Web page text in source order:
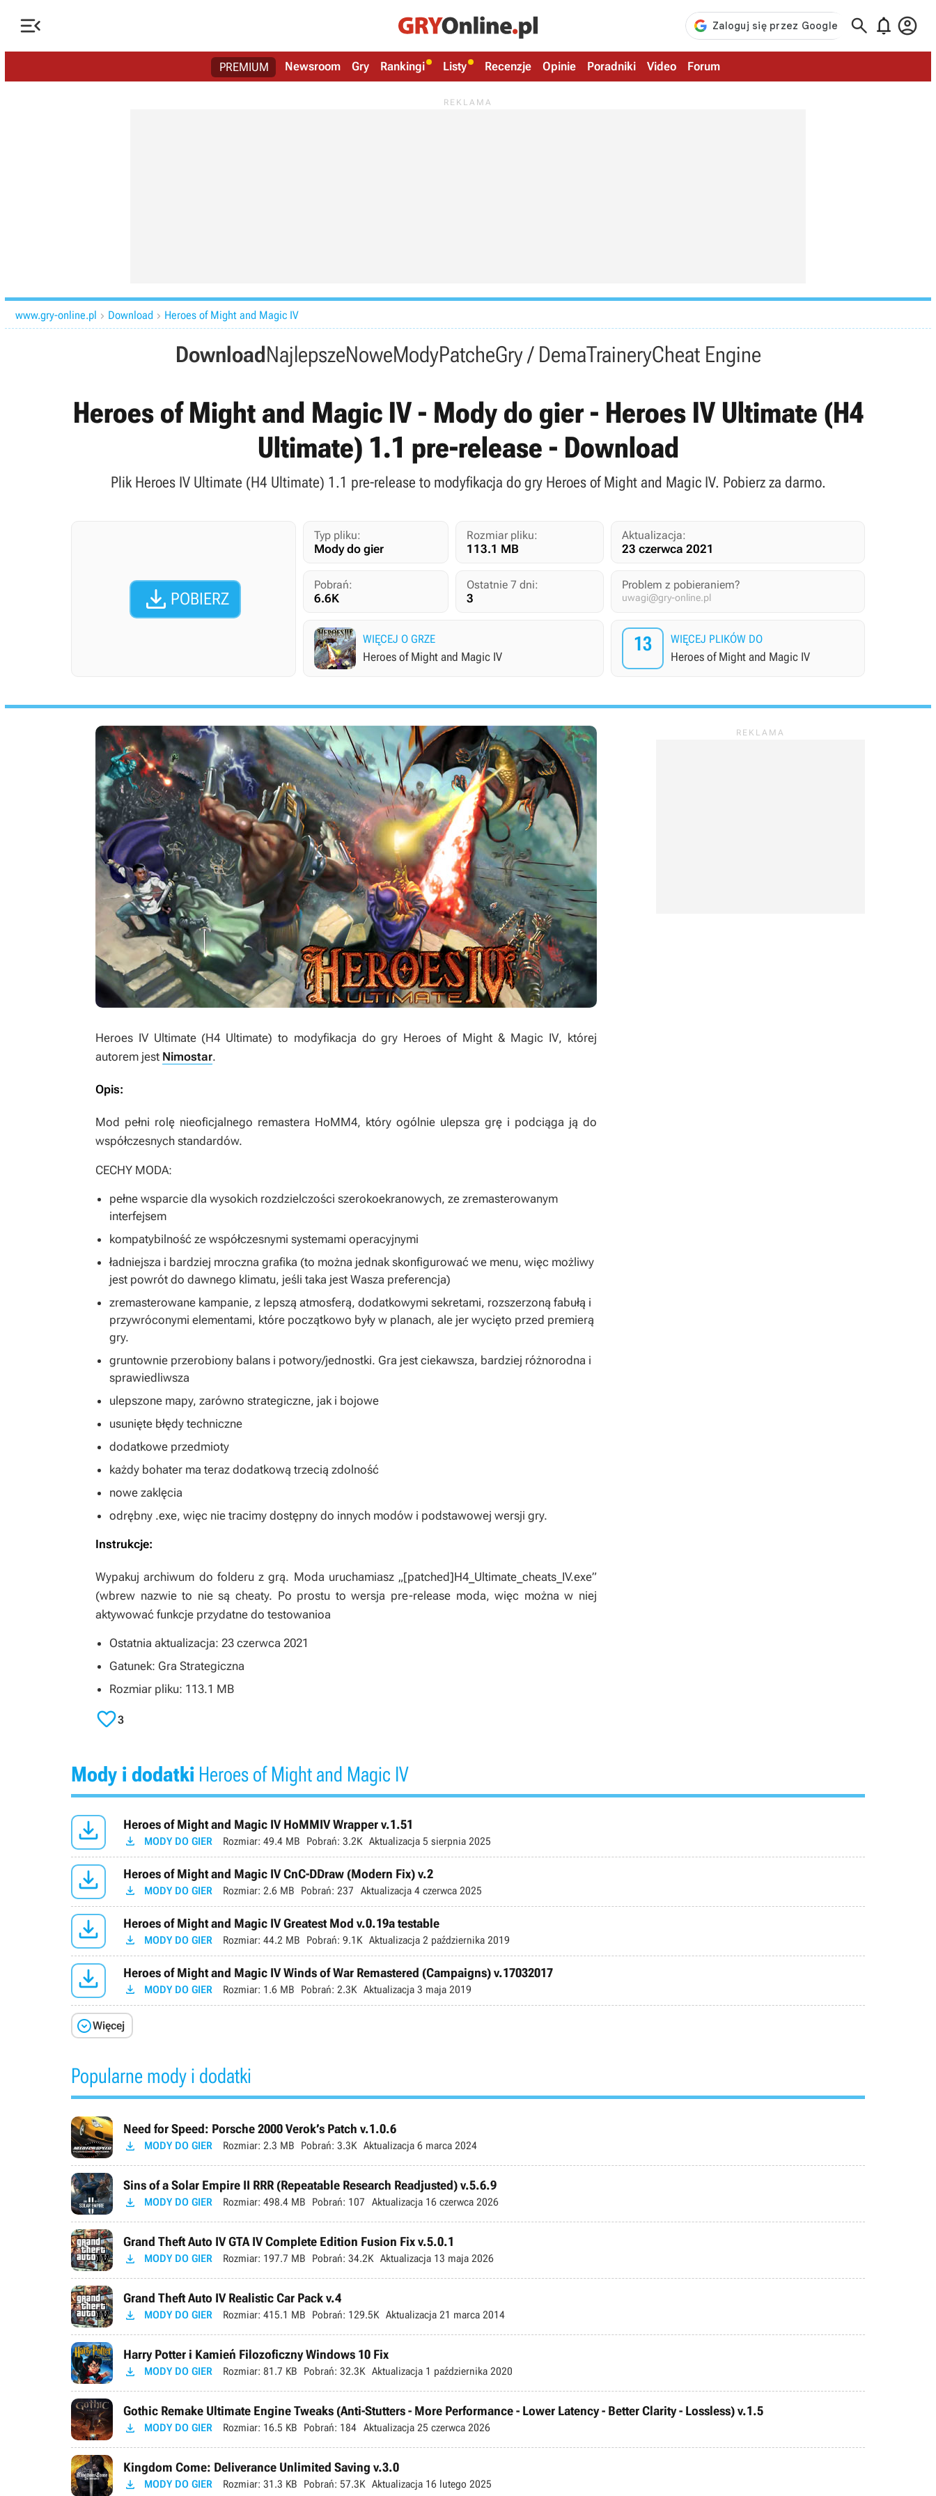
   
PREMIUM Newsroom Gry Rankingi Listy Recenzje Opinie Poradniki Video Forum
www.gry-online.pl  Download  Heroes of Might and Magic IV
DownloadNajlepszeNoweModyPatcheGry / DemaTraineryCheat Engine
Heroes of Might and Magic IV - Mody do gier - Heroes IV Ultimate (H4
Ultimate) 1.1 pre-release - Download
Plik Heroes IV Ultimate (H4 Ultimate) 1.1 pre-release to modyfikacja do gry Heroes of Might and Magic IV. Pobierz za darmo.
 POBIERZ
Typ pliku:
Mody do gier
Rozmiar pliku:
113.1 MB
Aktualizacja:
23 czerwca 2021
Pobrań:
6.6K
Ostatnie 7 dni:
3
Problem z pobieraniem?
uwagi@gry-online.pl
WIĘCEJ O GRZE
Heroes of Might and Magic IV
13 WIĘCEJ PLIKÓW DO
Heroes of Might and Magic IV
Heroes IV Ultimate (H4 Ultimate) to modyfikacja do gry Heroes of Might & Magic IV, której
autorem jest Nimostar.
Opis:
Mod pełni rolę nieoficjalnego remastera HoMM4, który ogólnie ulepsza grę i podciąga ją do
współczesnych standardów.
CECHY MODA:
pełne wsparcie dla wysokich rozdzielczości szerokoekranowych, ze zremasterowanym
interfejsem
kompatybilność ze współczesnymi systemami operacyjnymi
ładniejsza i bardziej mroczna grafika (to można jednak skonfigurować we menu, więc możliwy
jest powrót do dawnego klimatu, jeśli taka jest Wasza preferencja)
zremasterowane kampanie, z lepszą atmosferą, dodatkowymi sekretami, rozszerzoną fabułą i
przywróconymi elementami, które początkowo były w planach, ale jer wycięto przed premierą
gry.
gruntownie przerobiony balans i potwory/jednostki. Gra jest ciekawsza, bardziej różnorodna i
sprawiedliwsza
ulepszone mapy, zarówno strategiczne, jak i bojowe
usunięte błędy techniczne
dodatkowe przedmioty
każdy bohater ma teraz dodatkową trzecią zdolność
nowe zaklęcia
odrębny .exe, więc nie tracimy dostępny do innych modów i podstawowej wersji gry.
Instrukcje:
Wypakuj archiwum do folderu z grą. Moda uruchamiasz „[patched]H4_Ultimate_cheats_IV.exe”
(wbrew nazwie to nie są cheaty. Po prostu to wersja pre-release moda, więc można w niej
aktywować funkcje przydatne do testowanioa
Ostatnia aktualizacja: 23 czerwca 2021
Gatunek: Gra Strategiczna
Rozmiar pliku: 113.1 MB
3
Mody i dodatki Heroes of Might and Magic IV
 Heroes of Might and Magic IV HoMMIV Wrapper v.1.51
 MODY DO GIER Rozmiar: 49.4 MB Pobrań: 3.2K Aktualizacja 5 sierpnia 2025
 Heroes of Might and Magic IV CnC-DDraw (Modern Fix) v.2
 MODY DO GIER Rozmiar: 2.6 MB Pobrań: 237 Aktualizacja 4 czerwca 2025
 Heroes of Might and Magic IV Greatest Mod v.0.19a testable
 MODY DO GIER Rozmiar: 44.2 MB Pobrań: 9.1K Aktualizacja 2 października 2019
 Heroes of Might and Magic IV Winds of War Remastered (Campaigns) v.17032017
 MODY DO GIER Rozmiar: 1.6 MB Pobrań: 2.3K Aktualizacja 3 maja 2019
Więcej
Popularne mody i dodatki
Need for Speed: Porsche 2000 Verok’s Patch v.1.0.6
 MODY DO GIER Rozmiar: 2.3 MB Pobrań: 3.3K Aktualizacja 6 marca 2024
Sins of a Solar Empire II RRR (Repeatable Research Readjusted) v.5.6.9
 MODY DO GIER Rozmiar: 498.4 MB Pobrań: 107 Aktualizacja 16 czerwca 2026
Grand Theft Auto IV GTA IV Complete Edition Fusion Fix v.5.0.1
 MODY DO GIER Rozmiar: 197.7 MB Pobrań: 34.2K Aktualizacja 13 maja 2026
Grand Theft Auto IV Realistic Car Pack v.4
 MODY DO GIER Rozmiar: 415.1 MB Pobrań: 129.5K Aktualizacja 21 marca 2014
Harry Potter i Kamień Filozoficzny Windows 10 Fix
 MODY DO GIER Rozmiar: 81.7 KB Pobrań: 32.3K Aktualizacja 1 października 2020
Gothic Remake Ultimate Engine Tweaks (Anti-Stutters - More Performance - Lower Latency - Better Clarity - Lossless) v.1.5
 MODY DO GIER Rozmiar: 16.5 KB Pobrań: 184 Aktualizacja 25 czerwca 2026
Kingdom Come: Deliverance Unlimited Saving v.3.0
 MODY DO GIER Rozmiar: 31.3 KB Pobrań: 57.3K Aktualizacja 16 lutego 2025